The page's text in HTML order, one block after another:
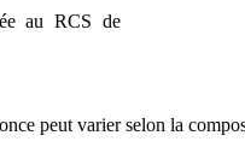
au RCS de
peut varier selon la